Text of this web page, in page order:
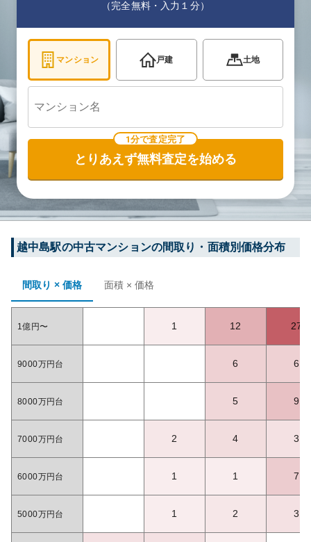
（完全無料・入力１分）
マンション 戸建 土地
1分で査定完了
とりあえず無料査定を始める
越中島駅の中古マンションの間取り・面積別価格分布
間取り × 価格 面積 × 価格
1億円〜 1 12 27
9000万円台 6 6
8000万円台 5 9
7000万円台 2 4 3
6000万円台 1 1 7
5000万円台 1 2 3